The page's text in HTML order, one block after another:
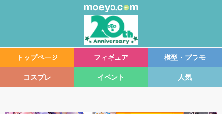
トップページ フィギュア 模型・プラモ
コスプレ イベント 人気